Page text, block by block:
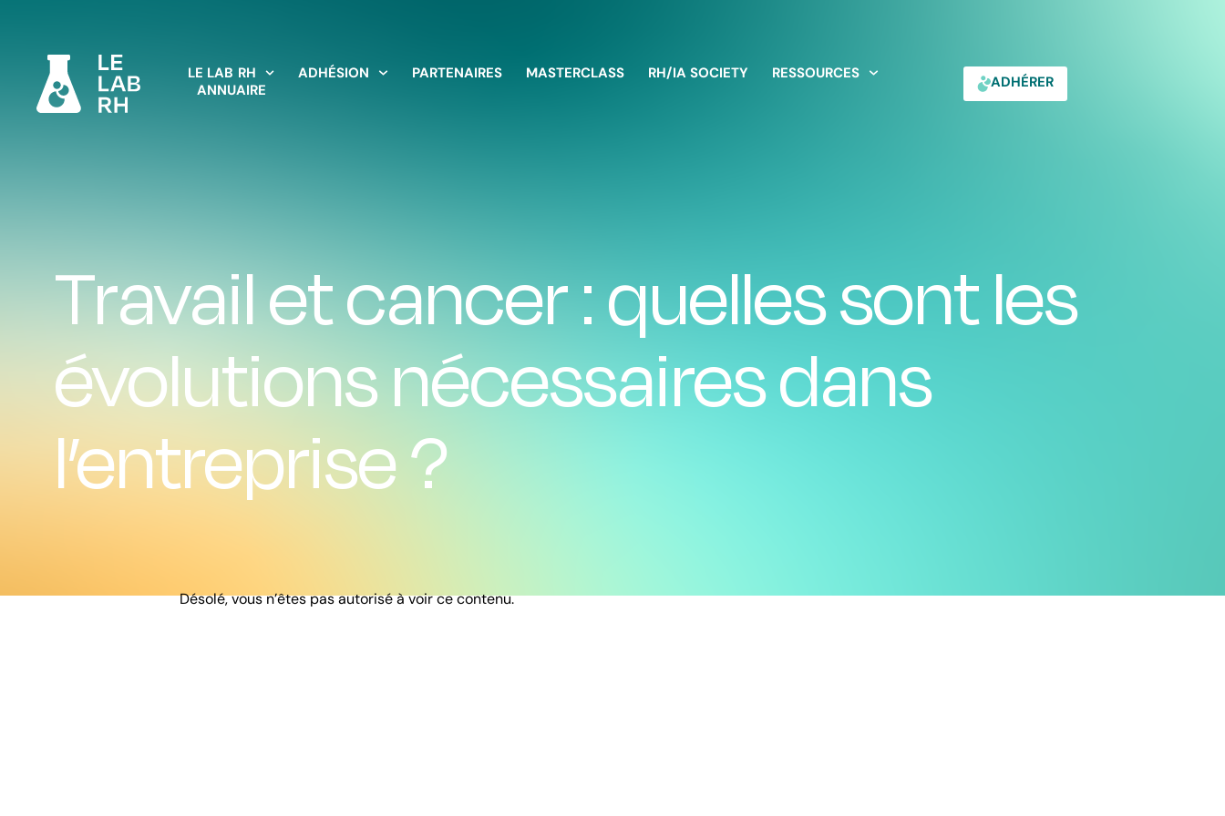
LE LAB RH ADHÉSION PARTENAIRES MASTERCLASS RH/IA SOCIETY
RESSOURCES
ANNUAIRE
ADHÉRER
Travail et cancer : quelles sont les
évolutions nécessaires dans
l’entreprise ?
Désolé, vous n’êtes pas autorisé à voir ce contenu.